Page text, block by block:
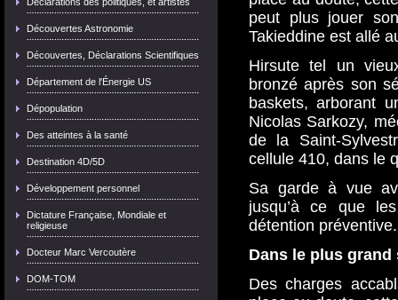
Découvertes Astronomie
Découvertes, Déclarations Scientifiques
Département de l'Énergie US
Dépopulation
Des atteintes à la santé
Destination 4D/5D
Développement personnel
Dictature Française, Mondiale et
religieuse
Docteur Marc Vercoutère
DOM-TOM
peut plus jouer
Takieddine est allé
Hirsute tel un
bronzé après son
baskets, arborant
Nicolas Sarkozy,
de la Saint-
cellule 410, dans le
Sa garde à vue
jusqu’à ce que
détention préventive.
Dans le plus grand
Des charges